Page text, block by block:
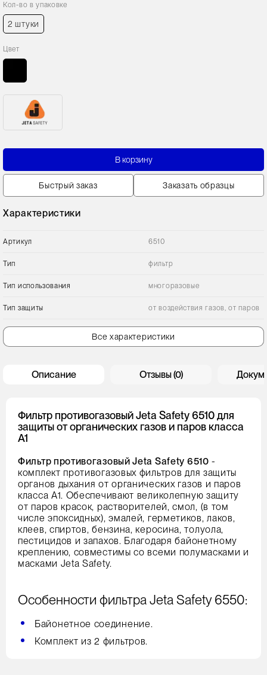
Кол-во в упаковке
2 штуки
Цвет
В корзину
Быстрый заказ Заказать образцы
Характеристики
Артикул 6510
Тип фильтр
Тип использования многоразовые
Тип защиты от воздействия газов, от паров
Все характеристики
Описание Отзывы (0)
Фильтр противогазовый Jeta Safety 6510 для
защиты от органических газов и паров класса
A1
Фильтр противогазовый Jeta Safety 6510 -
комплект противогазовых фильтров для защиты
органов дыхания от органических газов и паров
класса А1. Обеспечивают великолепную защиту
от паров красок, растворителей, смол, (в том
числе эпоксидных), эмалей, герметиков, лаков,
клеев, спиртов, бензина, керосина, толуола,
пестицидов и запахов. Благодаря байонетному
креплению, совместимы со всеми полумасками и
масками Jeta Safety.
Особенности фильтра Jeta Safety 6550:
Байонетное соединение.
Комплект из 2 фильтров.